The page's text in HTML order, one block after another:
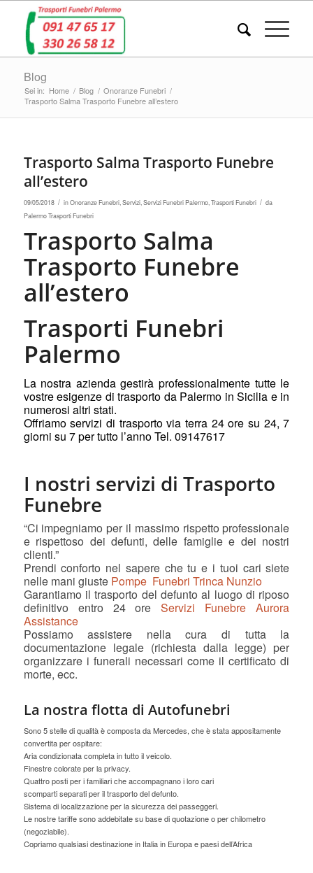
Blog
Sei in: Home / Blog / Onoranze Funebri /
Trasporto Salma Trasporto Funebre all’estero
Trasporto Salma Trasporto Funebre
all’estero
09/05/2018 / inOnoranze Funebri,Servizi,Servizi Funebri Palermo,Trasporti Funebri / da
Palermo Trasporti Funebri
Trasporto Salma
Trasporto Funebre
all’estero
Trasporti Funebri
Palermo
La nostra azienda gestirà professionalmente tutte le
vostre esigenze di trasporto da Palermo in Sicilia e in
numerosi altri stati.
Offriamo servizi di trasporto via terra 24 ore su 24, 7
giorni su 7 per tutto l’anno Tel. 09147617
I nostri servizi di Trasporto
Funebre
“Ci impegniamo per il massimo rispetto professionale
e rispettoso dei defunti, delle famiglie e dei nostri
clienti.”
Prendi conforto nel sapere che tu e i tuoi cari siete
nelle mani giuste Pompe Funebri Trinca Nunzio
Garantiamo il trasporto del defunto al luogo di riposo
definitivo entro 24 oreServizi Funebre Aurora
Assistance
Possiamo assistere nella cura di tutta la
documentazione legale (richiesta dalla legge) per
organizzare i funerali necessari come il certificato di
morte, ecc.
La nostra flotta di Autofunebri
Sono 5 stelle di qualità è composta da Mercedes, che è stata appositamente
convertita per ospitare:
Aria condizionata completa in tutto il veicolo.
Finestre colorate per la privacy.
Quattro posti per i familiari che accompagnano i loro cari
scomparti separati per il trasporto del defunto.
Sistema di localizzazione per la sicurezza dei passeggeri.
Le nostre tariffe sono addebitate su base di quotazione o per chilometro
(negoziabile).
Copriamo qualsiasi destinazione in Italia in Europa e paesi dell’Africa